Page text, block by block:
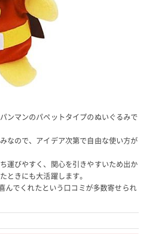
ンマンのパペットタイプのぬいぐるみで
なので、アイデア次第で自由な使い方が
運びやすく、関心を引きやすいため出か
ときにも大活躍します。
んでくれたという口コミが多数寄せられ